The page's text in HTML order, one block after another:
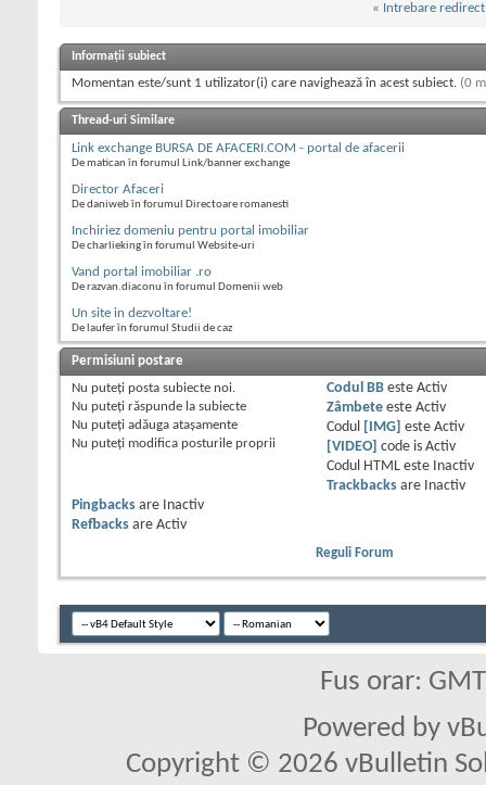
« Intrebare redirect
Informații subiect
Momentan este/sunt 1 utilizator(i) care navighează în acest subiect. (0
Thread-uri Similare
Link exchange BURSA DE AFACERI.COM - portal de afacerii
De matican în forumul Link/banner exchange
Director Afaceri
De daniweb în forumul Directoare romanesti
Inchiriez domeniu pentru portal imobiliar
De charlieking în forumul Website-uri
Vand portal imobiliar .ro
De razvan.diaconu în forumul Domenii web
Un site in dezvoltare!
De laufer în forumul Studii de caz
Permisiuni postare
Nu puteţi posta subiecte noi.
Nu puteţi răspunde la subiecte
Nu puteţi adăuga ataşamente
Nu puteţi modifica posturile proprii
Codul BBeste Activ
Zâmbeteeste Activ
Codul
[IMG] este Activ
[VIDEO]
code is Activ
Codul HTML este
Inactiv
Trackbacksare
Inactiv
Pingbacks are
Inactiv
Refbacks are Activ
Reguli Forum
Fus orar:
Powered by
Copyright © 2026 vBulletin